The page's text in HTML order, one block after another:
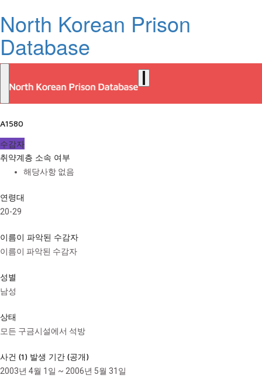
North Korean Prison
Database
A1580
수감자
취약계층 소속 여부
해당사항 없음
연령대
20-29
이름이 파악된 수감자
이름이 파악된 수감자
성별
남성
상태
모든 구금시설에서 석방
사건 (1) 발생 기간 (공개)
2003년 4월 1일 ~ 2006년 5월 31일